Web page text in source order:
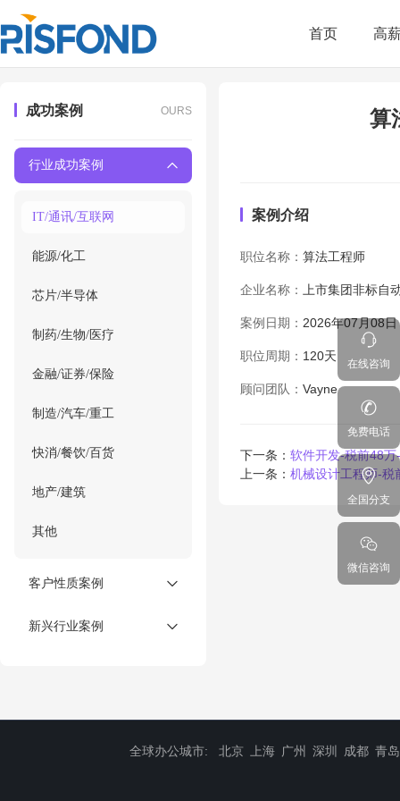
首页 高
成功案例 OURS
行业成功案例
IT/通讯/互联网
能源/化工
芯片/半导体
制药/生物/医疗
金融/证券/保险
制造/汽车/重工
快消/餐饮/百货
地产/建筑
其他
客户性质案例
新兴行业案例
算
案例介绍
职位名称： 算法工程师
企业名称： 上市集团非标自
案例日期： 2026年07月08日
职位周期： 120天
顾问团队： Vayne
下一条： 软件开发-税前48
上一条： 机械设计工程师-税
全球办公城市: 北京 上海 广州 深圳 成都 青岛
在线咨询
免费电话
全国分支
微信咨询